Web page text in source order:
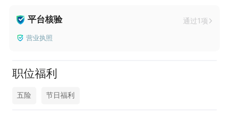
平台核验 通过1项
营业执照
职位福利
五险 节日福利